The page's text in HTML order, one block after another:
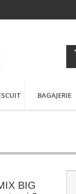
BAGAJERIE
BIG